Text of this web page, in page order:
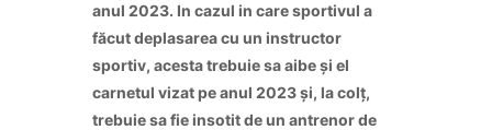
anul 2023. In cazul in care sportivul a
făcut deplasarea cu un instructor
sportiv, acesta trebuie sa aibe și el
carnetul vizat pe anul 2023 și, la colț,
trebuie sa fie insotit de un antrenor de